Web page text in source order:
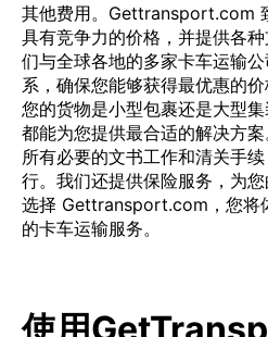
其他费用。Gettransport.com
具有竞争力的价格，并提供各
们与全球各地的多家卡车运输
系，确保您能够获得最优惠的
您的货物是小型包裹还是大型
都能为您提供最合适的解决方
所有必要的文书工作和清关手
行。我们还提供保险服务，为您
选择 Gettransport.com，您将
的卡车运输服务。